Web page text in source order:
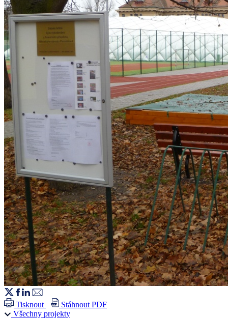
Tisknout
Stáhnout PDF
Všechny projekty